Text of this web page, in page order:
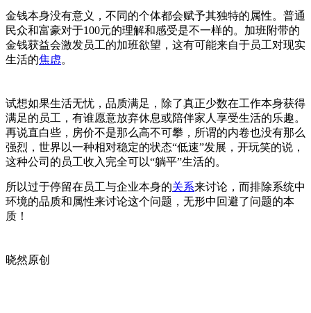
金钱本身没有意义，不同的个体都会赋予其独特的属性。普通
民众和富豪对于100元的理解和感受是不一样的。加班附带的
金钱获益会激发员工的加班欲望，这有可能来自于员工对现实
生活的焦虑。
试想如果生活无忧，品质满足，除了真正少数在工作本身获得
满足的员工，有谁愿意放弃休息或陪伴家人享受生活的乐趣。
再说直白些，房价不是那么高不可攀，所谓的内卷也没有那么
强烈，世界以一种相对稳定的状态“低速”发展，开玩笑的说，
这种公司的员工收入完全可以“躺平”生活的。
所以过于停留在员工与企业本身的关系来讨论，而排除系统中
环境的品质和属性来讨论这个问题，无形中回避了问题的本
质！
晓然原创